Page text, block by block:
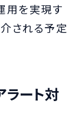
用を実現す
される予定
ラート対